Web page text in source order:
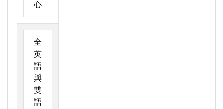
心
全
英
語
與
雙
語